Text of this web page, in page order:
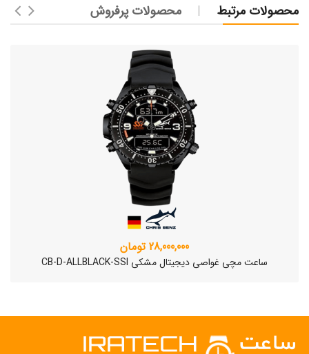
محصولات مرتبط محصولات پرفروش
28,000,000 تومان
ساعت مچی غواصی دیجیتال مشکی CB-D-ALLBLACK-SSI